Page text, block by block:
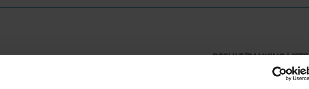
RESULT/RANKING LISTS